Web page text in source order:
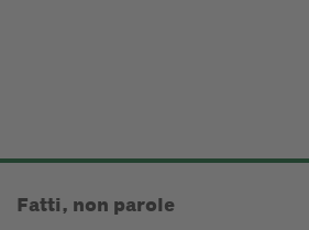
Fatti, non parole